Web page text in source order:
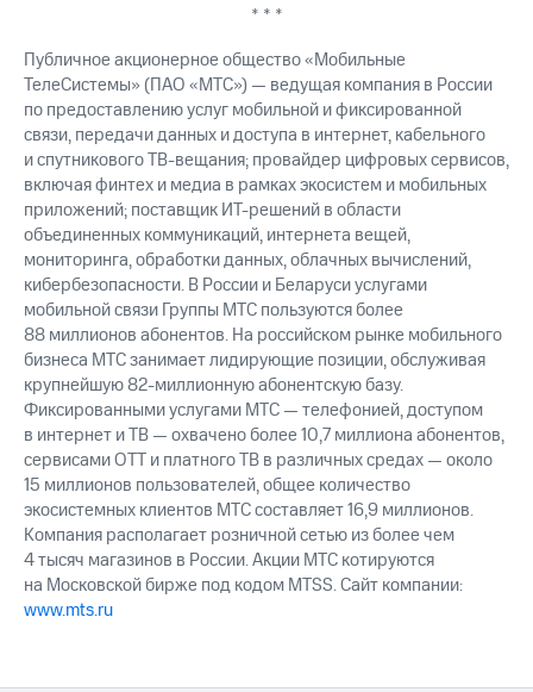
* * *
Публичное акционерное общество «Мобильные
ТелеСистемы» (ПАО «МТС») — ведущая компания в России
по предоставлению услуг мобильной и фиксированной
связи, передачи данных и доступа в интернет, кабельного
и спутникового ТВ-вещания; провайдер цифровых сервисов,
включая финтех и медиа в рамках экосистем и мобильных
приложений; поставщик ИТ-решений в области
объединенных коммуникаций, интернета вещей,
мониторинга, обработки данных, облачных вычислений,
кибербезопасности. В России и Беларуси услугами
мобильной связи Группы МТС пользуются более
88 миллионов абонентов. На российском рынке мобильного
бизнеса МТС занимает лидирующие позиции, обслуживая
крупнейшую 82-миллионную абонентскую базу.
Фиксированными услугами МТС — телефонией, доступом
в интернет и ТВ — охвачено более 10,7 миллиона абонентов,
сервисами OTT и платного ТВ в различных средах — около
15 миллионов пользователей, общее количество
экосистемных клиентов МТС составляет 16,9 миллионов.
Компания располагает розничной сетью из более чем
4 тысяч магазинов в России. Акции МТС котируются
на Московской бирже под кодом MTSS. Сайт компании:
www.mts.ru